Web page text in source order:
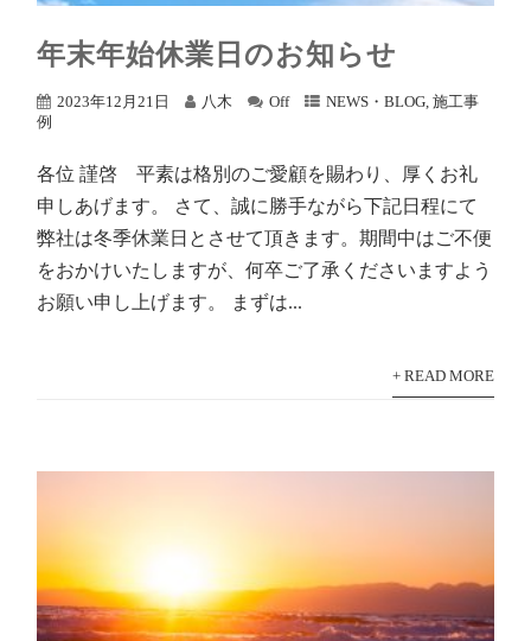
年末年始休業日のお知らせ
2023年12月21日 八木 Off NEWS・BLOG,施工事
例
各位 謹啓 平素は格別のご愛顧を賜わり、厚くお礼
申しあげます。 さて、誠に勝手ながら下記日程にて
弊社は冬季休業日とさせて頂きます。期間中はご不便
をおかけいたしますが、何卒ご了承くださいますよう
お願い申し上げます。 まずは...
+ READ MORE